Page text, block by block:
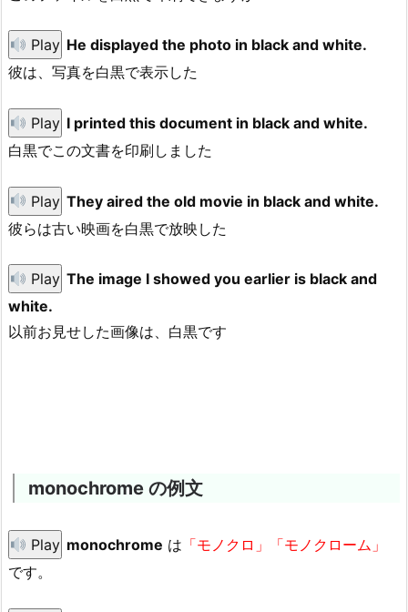
Play He displayed the photo in black and white.
彼は、写真を白黒で表示した
Play I printed this document in black and white.
白黒でこの文書を印刷しました
Play They aired the old movie in black and white.
彼らは古い映画を白黒で放映した
Play The image I showed you earlier is black and
white.
以前お見せした画像は、白黒です
monochrome の例文
Play monochrome は 「モノクロ」
「モノクローム」
です。